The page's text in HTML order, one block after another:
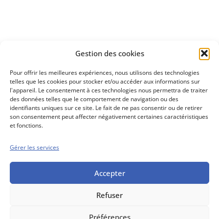
Gestion des cookies
Pour offrir les meilleures expériences, nous utilisons des technologies
telles que les cookies pour stocker et/ou accéder aux informations sur
l'appareil. Le consentement à ces technologies nous permettra de traiter
des données telles que le comportement de navigation ou des
identifiants uniques sur ce site. Le fait de ne pas consentir ou de retirer
son consentement peut affecter négativement certaines caractéristiques
et fonctions.
Gérer les services
Accepter
Refuser
Préférences
Découvrez
Conseils boursiers depuis 1952
Propos Utiles est
une publication
Conditions générales de vente